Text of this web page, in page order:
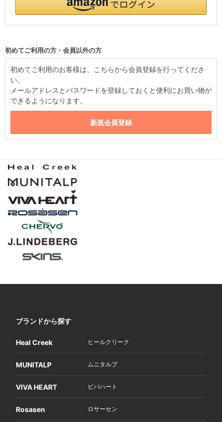
初めてご利用の方・会員以外の方
初めてご利用のお客様は、こちらから会員登録を行ってくださ
い。
メールアドレスとパスワードを登録しておくと便利にお買い物が
できるようになります。
ブランドから探す
Heal Creek ヒールクリーク
MUNITALP ムニタルプ
VIVA HEART ビバハート
Rosasen ロサーセン